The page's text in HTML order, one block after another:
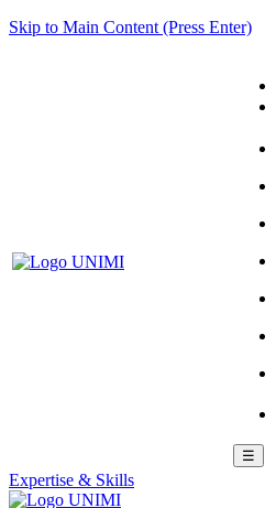
Skip to Main Content (Press Enter)
☰
Expertise & Skills